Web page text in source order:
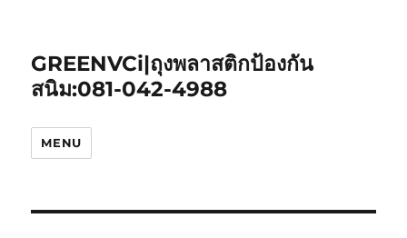
GREENVCi|ถุงพลาสติกป้องกัน
สนิม:081-042-4988
MENU